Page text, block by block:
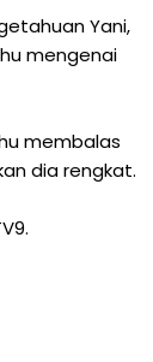
Yani,
mengenai
membalas
dia rengkat.